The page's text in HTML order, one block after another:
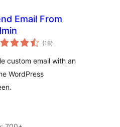
Email From
(18total
aprecieri
)
custom email with an
WordPress